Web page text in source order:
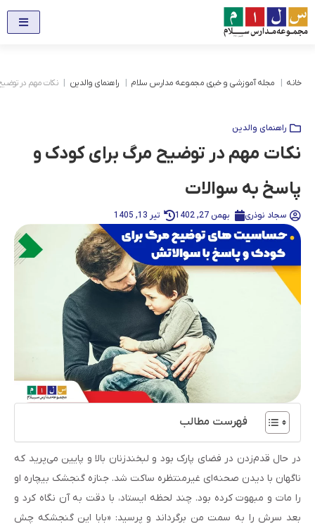
خانه مجله آموزشی و خبری مجموعه مدارس سلام راهنمای والدین نکات مهم در
راهنمای والدین
نکات مهم در توضیح مرگ برای کودک و
پاسخ به سوالات
سجاد نوذری بهمن 27, 1402 تیر 13, 1405
فهرست مطالب
در حال قدم‌زدن در فضای پارک بود و لبخندزنان بالا و پایین می‌پرید که
ناگهان با دیدن صحنه‌ای غیرمنتظره ساکت شد. جنازه گنجشک بیچاره او
را مات و مبهوت کرده بود. چند لحظه ایستاد، با دقت به آن نگاه کرد و
بعد سرش را به سمت من برگرداند و پرسید: «بابا این گنجشکه چش